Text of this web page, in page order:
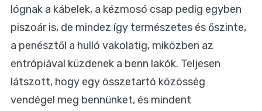
lógnak a kábelek, a kézmosó csap pedig egyben
piszoár is, de mindez így természetes és őszinte,
a penésztől a hulló vakolatig, miközben az
entrópiával küzdenek a benn lakók. Teljesen
látszott, hogy egy összetartó közösség
vendégel meg bennünket, és mindent